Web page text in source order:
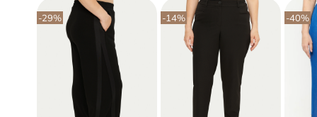
-29% -14% -40%